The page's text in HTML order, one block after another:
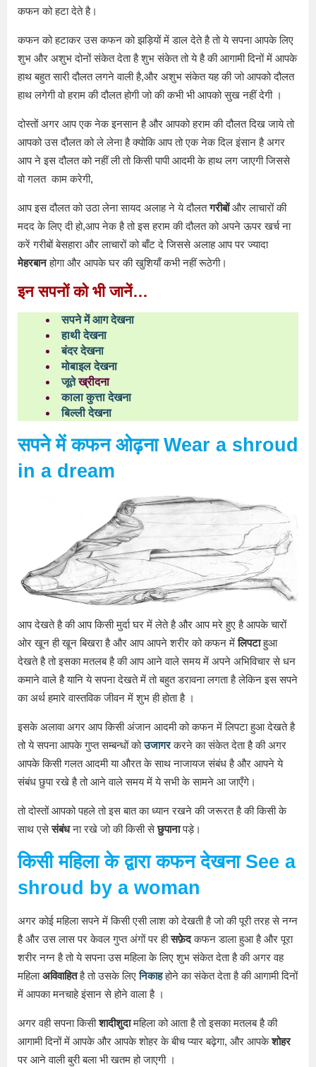
कफन को हटा देते है।
कफन को हटाकर उस कफन को झड़ियों में डाल देते है तो ये सपना आपके लिए
शुभ और अशुभ दोनों संकेत देता है शुभ संकेत तो ये है की आगामी दिनों में आपके
हाथ बहुत सारी दौलत लगने वाली है,और अशुभ संकेत यह की जो आपको दौलत
हाथ लगेगी वो हराम की दौलत होगी जो की कभी भी आपको सुख नहीं देगी ।
दोस्तों अगर आप एक नेक इनसान है और आपको हराम की दौलत दिख जाये तो
आपको उस दौलत को ले लेना है क्योकि आप तो एक नेक दिल इंसान है अगर
आप ने इस दौलत को नहीं ली तो किसी पापी आदमी के हाथ लग जाएगी जिससे
वो गलत काम करेगी,
आप इस दौलत को उठा लेना सायद अलाह ने ये दौलतगरीबोंऔर लाचारों की
मदद के लिए दी हो,आप नेक है तो इस हराम की दौलत को अपने ऊपर खर्च ना
करें गरीबों बेसहारा और लाचारों को बाँट दे जिससे अलाह आप पर ज्यादा
मेहरबानहोगा और आपके घर की खुशियाँ कभी नहीं रूठेगी।
इन सपनों को भी जानें…
सपने में आग देखना
हाथी देखना
बंदर देखना
मोबाइल देखना
जूतेख्रीदना
काला कुत्ता देखना
बिल्ली देखना
सपने में कफन ओढ़ना Wear a shroud
in a dream
आप देखते है की आप किसी मुर्दा घर में लेते है और आप मरे हुए है आपके चारों
ओर खून ही खून बिखरा है और आप आपने शरीर को कफन मेंलिपटाहुआ
देखते है तो इसका मतलब है की आप आने वाले समय में अपने अभिविचार से धन
कमाने वाले है यानि ये सपना देखते में तो बहुत डरावना लगता है लेकिन इस सपने
का अर्थ हमारे वास्तविक जीवन में शुभ ही होता है ।
इसके अलावा अगर आप किसी अंजान आदमी को कफन में लिपटा हुआ देखते है
तो ये सपना आपके गुप्त सम्बन्धों कोउजागरकरने का संकेत देता है की अगर
आपके किसी गलत आदमी या औरत के साथ नाजायज संबंध है और आपने ये
संबंध छुपा रखे है तो आने वाले समय में ये सभी के सामने आ जाएँगे।
तो दोस्तों आपको पहले तो इस बात का ध्यान रखने की जरूरत है की किसी के
साथ एसेसंबंधना रखे जो की किसी सेछुपानापड़े।
किसी महिला के द्वारा कफन देखना See a
shroud by a woman
अगर कोई महिला सपने में किसी एसी लाश को देखती है जो की पूरी तरह से नग्न
है और उस लास पर केवल गुप्त अंगों पर हीसफ़ेदकफन डाला हुआ है और पूरा
शरीर नग्न है तो ये सपना उस महिला के लिए शुभ संकेत देता है की अगर वह
महिलाअविवाहितहै तो उसके लिएनिकाहहोने का संकेत देता है की आगामी दिनों
में आपका मनचाहे इंसान से होने वाला है ।
अगर वही सपना किसीशादीशुदामहिला को आता है तो इसका मतलब है की
आगामी दिनों में आपके और आपके शोहर के बीच प्यार बढ़ेगा, और आपकेशोहर
पर आने वाली बुरी बला भी खतम हो जाएगी ।